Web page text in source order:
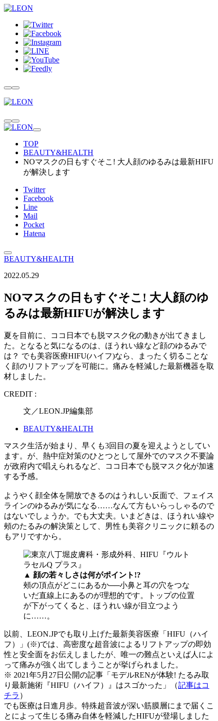
TOP
BEAUTY&HEALTH
NOマスクの日もすぐそこ! 大人顔のゆるみは最新HIFU
が解決します
Twitter
Facebook
Line
Mail
Pocket
Hatena
BEAUTY&HEALTH
2022.05.29
NOマスクの日もすぐそこ! 大人顔のゆ
るみは最新HIFUが解決します
夏を目前に、ココ日本でも脱マスク化の動きが出てきまし
た。となると気になるのは、ほうれい線など顔のゆるみで
は？ でも美容医療HIFU(ハイフ)なら、まったく切ることな
く顔のリフトアップを可能に。痛みを軽減した最新機器を取
材しました。
CREDIT :
文／LEON.JP編集部
BEAUTY&HEALTH
マスク生活が始まり、早くも3回目の夏を迎えようとしてい
ます。が、熱中症対策のひとつとして屋外でのマスク不要論
が政府内で唱えられるなど、ココ日本でも脱マスク化が加速
する予感。
ようやく顔全体を開放できるのはうれしい反面で、フェイス
ラインのゆるみが気になる……なんて方もいらっしゃるので
はないでしょうか。でも大丈夫。いまどきは、ほうれい線や
頰のたるみの解決策として、男性も美容クリニックに頼るの
もアリですから。
▲ 顔の若々しさは何がポイント!?
頰の頂点がどこにあるか──小鼻と耳の穴をつな
いだ直線上にあるのが理想的です。トップの位置
が下がってくると、ほうれい線が目立つよう
に……。
以前、LEON.JPでも取り上げた最新美容医療「HIFU（ハイ
フ）」(※)では、高密度な超音波によるリフトアップの即効
性と安全面をお伝えしましたが、唯一の難点といえば人によ
って痛みが強く出てしまうことが挙げられました。
※ 2021年5月27日公開の記事「モデルRENが体験! たるみ取
り最新施術『HIFU（ハイフ）』はスゴかった」（記事はコ
チラ ）
でも医療は日進月歩。特殊超音波が深い筋膜層にまで届くこ
とによって生じる痛み自体を軽減したHIFUが登場しました